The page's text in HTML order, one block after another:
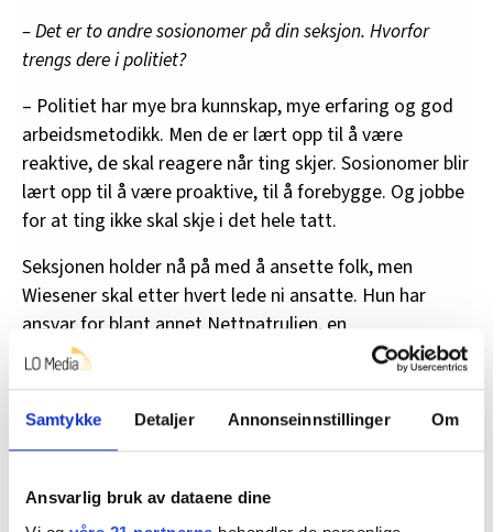
Samtykke Detaljer Annonseinnstillinger Om
Ansvarlig bruk av dataene dine
– Det er to andre sosionomer på din seksjon. Hvorfor
trengs dere i politiet?
– Politiet har mye bra kunnskap, mye erfaring og god
arbeidsmetodikk. Men de er lært opp til å være
reaktive, de skal reagere når ting skjer. Sosionomer blir
lært opp til å være proaktive, til å forebygge. Og jobbe
for at ting ikke skal skje i det hele tatt.
Seksjonen holder nå på med å ansette folk, men
Wiesener skal etter hvert lede ni ansatte. Hun har
ansvar for blant annet Nettpatruljen, en
næringslivskoordinator, familievoldskoordinator, en
som skal jobbe med å forebygge radikalisering og et
støttesenter for personer utsatt for kriminalitet. Det
siste er spesielt viktig for Wiesener.
– De som har vært utsatt for kriminalitet kan komme
og få informasjon om hva skjer hvis de anmelder. Det